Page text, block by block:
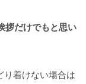
拶だけでもと思い
り着けない場合は